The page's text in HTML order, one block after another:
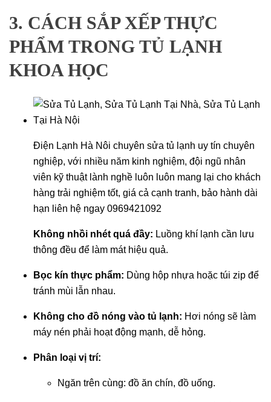
3. CÁCH SẮP XẾP THỰC
PHẨM TRONG TỦ LẠNH
KHOA HỌC
Điện Lạnh Hà Nôi chuyên sửa tủ lạnh uy tín chuyên
nghiệp, với nhiều năm kinh nghiệm, đội ngũ nhân
viên kỹ thuật lành nghề luôn luôn mang lại cho khách
hàng trải nghiệm tốt, giá cả cạnh tranh, bảo hành dài
hạn liên hệ ngay 0969421092
Không nhồi nhét quá đầy: Luồng khí lạnh cần lưu
thông đều để làm mát hiệu quả.
Bọc kín thực phẩm: Dùng hộp nhựa hoặc túi zip để
tránh mùi lẫn nhau.
Không cho đồ nóng vào tủ lạnh: Hơi nóng sẽ làm
máy nén phải hoạt động mạnh, dễ hỏng.
Phân loại vị trí:
Ngăn trên cùng: đồ ăn chín, đồ uống.